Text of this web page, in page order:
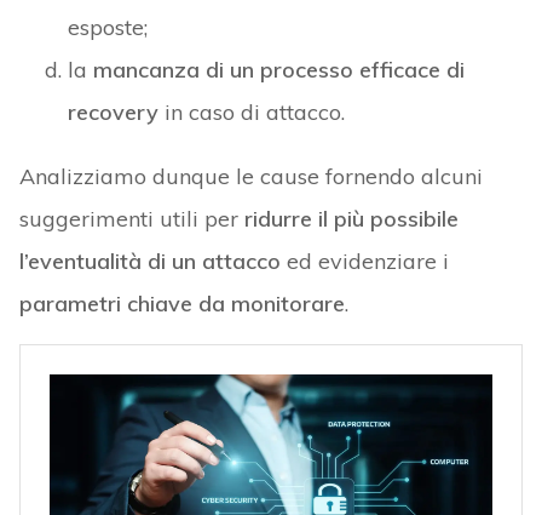
esposte;
la mancanza di un processo efficace di
recoveryin caso di attacco.
Analizziamo dunque le cause fornendo alcuni
suggerimenti utili per ridurre il più possibile
l’eventualità di un attacco ed evidenziare i
parametri chiave da monitorare.